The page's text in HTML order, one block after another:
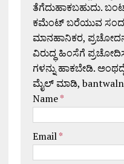
ತೆಗೆದುಹಾಕಬಹುದು.
ಕಮೆಂಟ್ ಬರೆಯುವ
ಮಾನಹಾನಿಕರ,
ವಿರುದ್ಧ ಹಿಂಸೆಗೆ
ಗಳನ್ನು ಹಾಕಬೇಡಿ.
ಮೈಲ್ ಮಾಡಿ,
Name*
Email*